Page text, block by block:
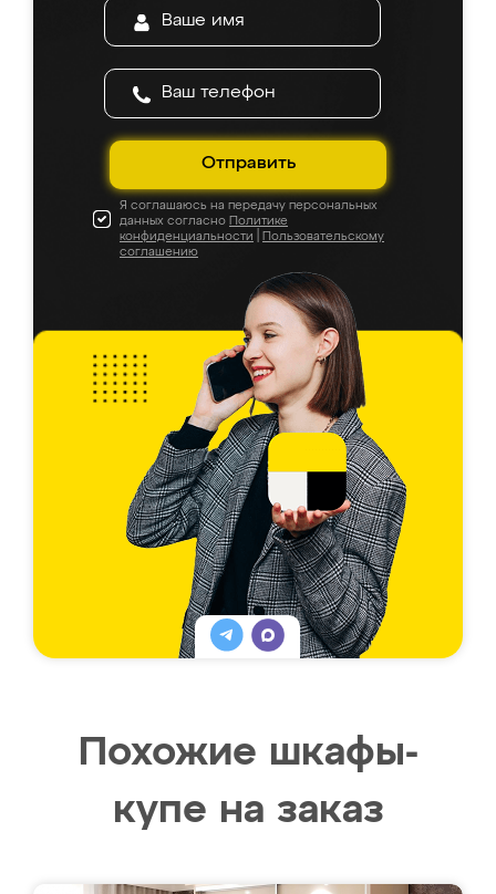
Отправить
Я соглашаюсь на передачу персональных
данных согласно Политике
конфиденциальности
Пользовательскому
соглашению
Похожие шкафы-
купе на заказ